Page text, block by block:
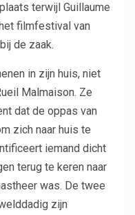
terwijl Guillaume
filmfestival van
de zaak.
in zijn huis, niet
Malmaison. Ze
dat de oppas van
zich naar huis te
iemand dicht
terug te keren naar
was. De twee
zijn